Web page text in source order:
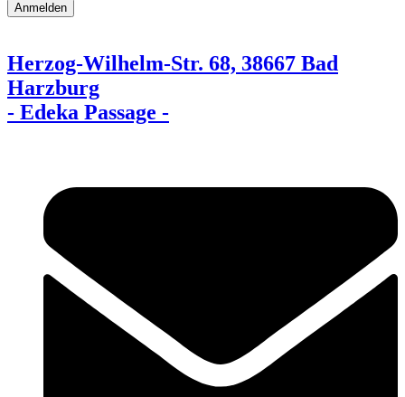
Anmelden
Herzog-Wilhelm-Str. 68, 38667 Bad
Harzburg
- Edeka Passage -